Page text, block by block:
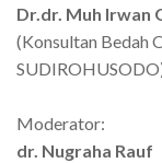
Dr.dr. Muh Irwan
(Konsultan Bedah
Moderator:
dr. Nugraha Rauf